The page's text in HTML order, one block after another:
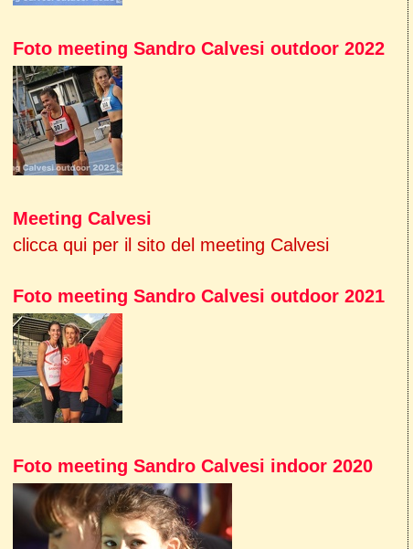
Foto meeting Sandro Calvesi outdoor 2022
Meeting Calvesi
clicca qui per il sito del meeting Calvesi
Foto meeting Sandro Calvesi outdoor 2021
Foto meeting Sandro Calvesi indoor 2020